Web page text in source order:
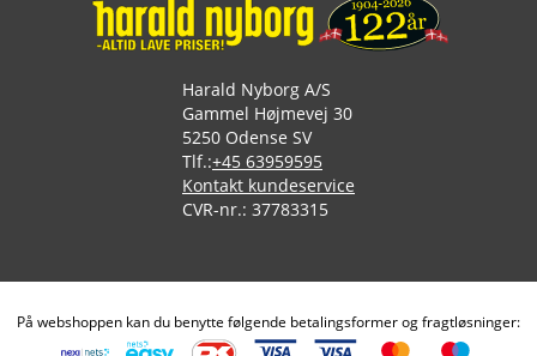
Harald Nyborg A/S
Gammel Højmevej 30
5250 Odense SV
Tlf.:+45 63959595
Kontakt kundeservice
CVR-nr.: 37783315
På webshoppen kan du benytte følgende betalingsformer og fragtløsninger: